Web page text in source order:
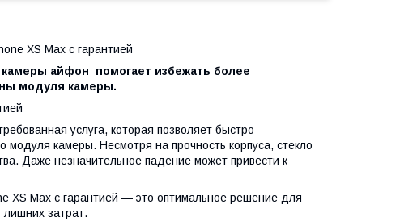
XS Max с гарантией
айфон помогает избежать более
модуля камеры.
услуга, которая позволяет быстро
модуля камеры. Несмотря на прочность корпуса, стекло
Даже незначительное падение может привести к
Max с гарантией — это оптимальное решение для
лишних затрат.